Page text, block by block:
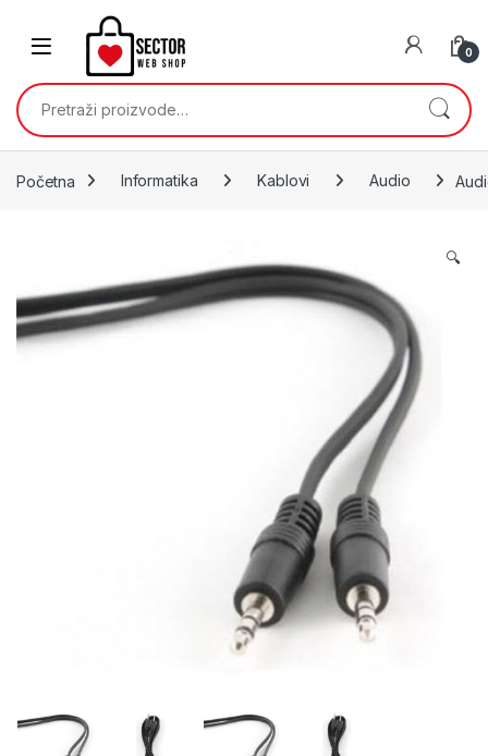
Skip to navigation
0
Pretraži:
Početna Informatika Kablovi Audio
🔍